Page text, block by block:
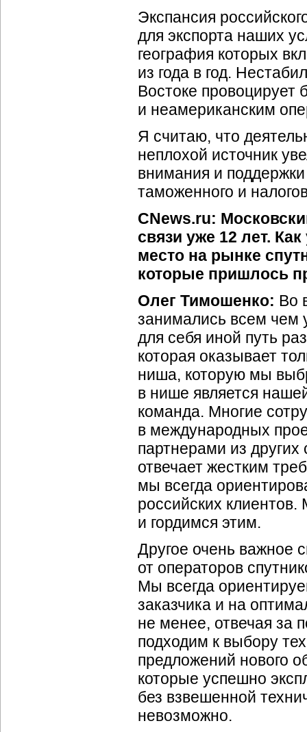
Экспансия
для экспорта наших
география которых
из года в год.
Востоке провоцирует
и неамериканским
Я считаю, что
неплохой источник
внимания и
таможенного и
CNews.ru:
связи уже 12 лет.
место на рынке
которые пришлось
Олег Тимошенко: Во
занимались всем чем
для себя иной путь
которая оказывает
ниша, которую мы
в нише является
команда. Многие
в международных
партнерами из
отвечает жестким
мы всегда
российских
и гордимся этим.
Другое очень важное
от операторов
Мы всегда
заказчика и на
не менее, отвечая за
подходим к выбору
предложений нового
которые успешно
без взвешенной
невозможно.